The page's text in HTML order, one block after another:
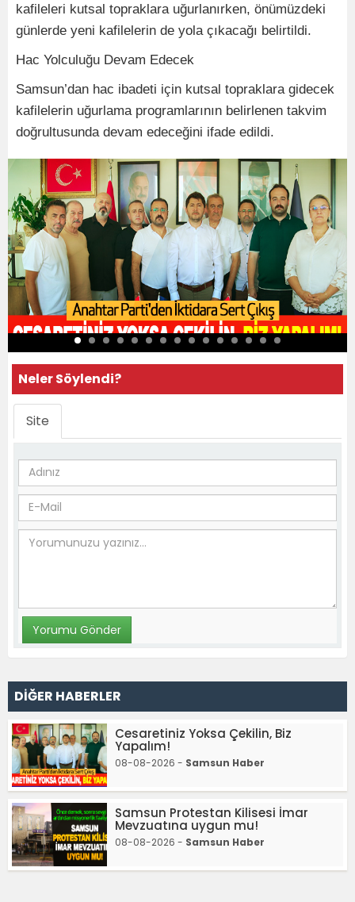
kafileleri kutsal topraklara uğurlanırken, önümüzdeki
günlerde yeni kafilelerin de yola çıkacağı belirtildi.
Hac Yolculuğu Devam Edecek
Samsun’dan hac ibadeti için kutsal topraklara gidecek
kafilelerin uğurlama programlarının belirlenen takvim
doğrultusunda devam edeceğini ifade edildi.
Neler Söylendi?
Site
DİĞER HABERLER
Cesaretiniz Yoksa Çekilin, Biz
Yapalım!
08-08-2026 - Samsun Haber
Samsun Protestan Kilisesi İmar
Mevzuatına uygun mu!
08-08-2026 - Samsun Haber